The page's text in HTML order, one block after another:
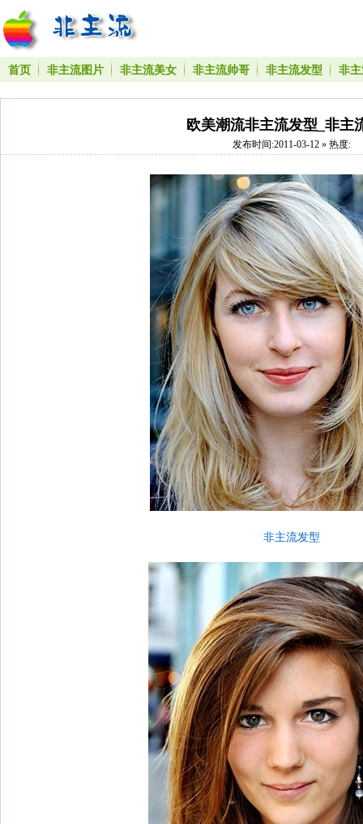
首页 非主流图片 非主流美女 非主流帅哥 非主流发型 非
欧美潮流非主流发型_非主
发布时间:2011-03-12 » 热度:
非主流发型